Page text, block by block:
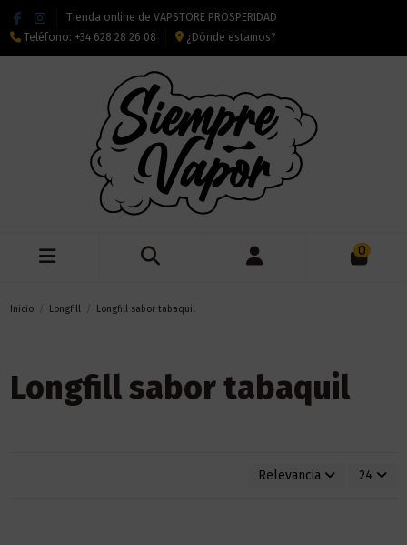
Tienda online de VAPSTORE PROSPERIDAD
Teléfono: +34 628 28 26 08 ¿Dónde estamos?
0
Inicio Longfill Longfill sabor tabaquil
Longfill sabor tabaquil
Relevancia 24